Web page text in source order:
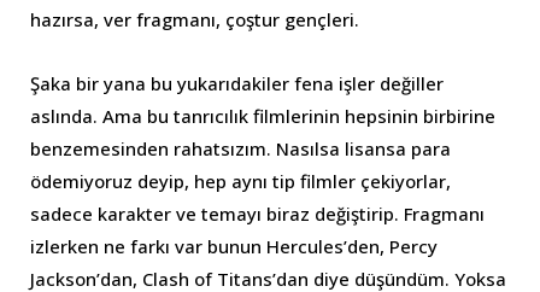
hazırsa, ver fragmanı, çoştur gençleri.
Şaka bir yana bu yukarıdakiler fena işler değiller
aslında. Ama bu tanrıcılık filmlerinin hepsinin birbirine
benzemesinden rahatsızım. Nasılsa lisansa para
ödemiyoruz deyip, hep aynı tip filmler çekiyorlar,
sadece karakter ve temayı biraz değiştirip. Fragmanı
izlerken ne farkı var bunun Hercules’den, Percy
Jackson’dan, Clash of Titans’dan diye düşündüm. Yoksa